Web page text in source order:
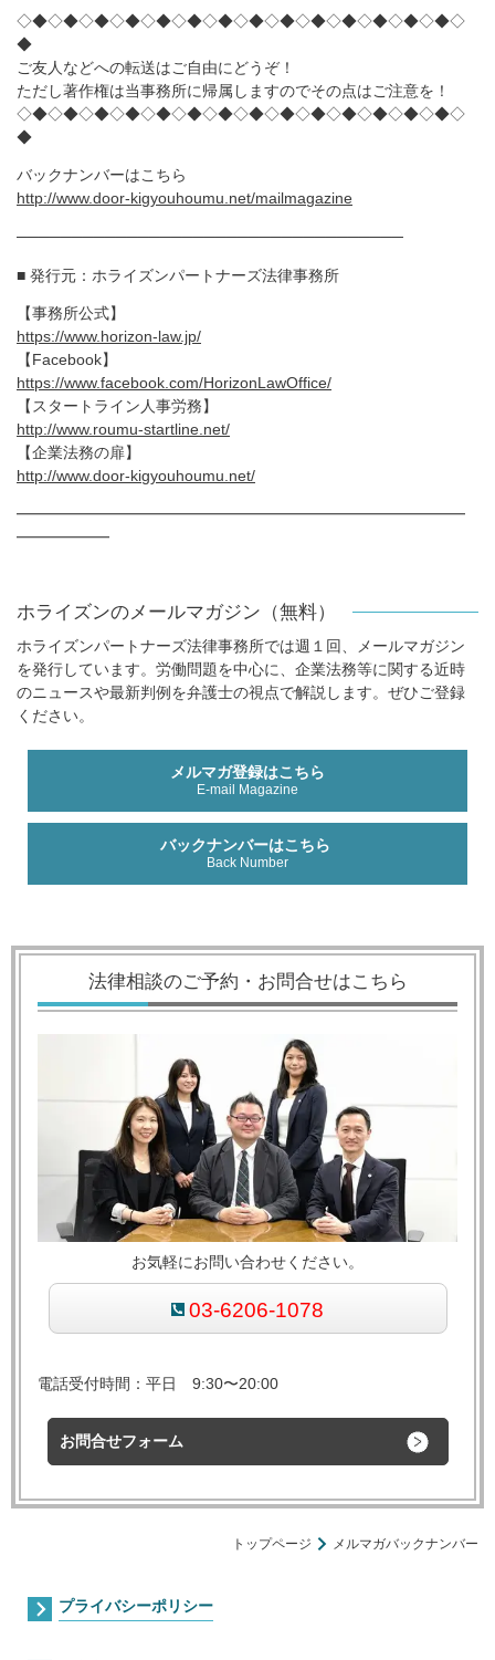
◇◆◇◆◇◆◇◆◇◆◇◆◇◆◇◆◇◆◇◆◇◆◇◆◇◆◇◆◇
◆
ご友人などへの転送はご自由にどうぞ！
ただし著作権は当事務所に帰属しますのでその点はご注意を！
◇◆◇◆◇◆◇◆◇◆◇◆◇◆◇◆◇◆◇◆◇◆◇◆◇◆◇◆◇
◆
バックナンバーはこちら
http://www.door-kigyouhoumu.net/mailmagazine
───────────────────────────────────
■ 発行元：ホライズンパートナーズ法律事務所
【事務所公式】
https://www.horizon-law.jp/
【Facebook】
https://www.facebook.com/HorizonLawOffice/
【スタートライン人事労務】
http://www.roumu-startline.net/
【企業法務の扉】
http://www.door-kigyouhoumu.net/
━━━━━━━━━━━━━━━━━━━━━━━━━━━━━
━━━━━━
ホライズンのメールマガジン（無料）
ホライズンパートナーズ法律事務所では週１回、メールマガジン
を発行しています。労働問題を中心に、企業法務等に関する近時
のニュースや最新判例を弁護士の視点で解説します。ぜひご登録
ください。
メルマガ登録はこちら
E-mail Magazine
バックナンバーはこちら
Back Number
法律相談のご予約・お問合せはこちら
お気軽にお問い合わせください。
03-6206-1078
電話受付時間：平日 9:30〜20:00
お問合せフォーム
トップページ メルマガバックナンバー
プライバシーポリシー